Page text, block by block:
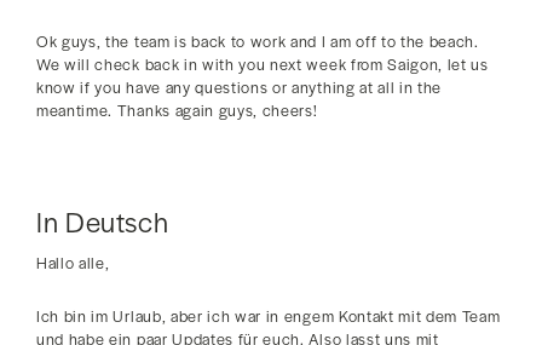
Ok guys, the team is back to work and I am off to the beach.
We will check back in with you next week from Saigon, let us
know if you have any questions or anything at all in the
meantime. Thanks again guys, cheers!
In Deutsch
Hallo alle,
Ich bin im Urlaub, aber ich war in engem Kontakt mit dem Team
und habe ein paar Updates für euch. Also lasst uns mit